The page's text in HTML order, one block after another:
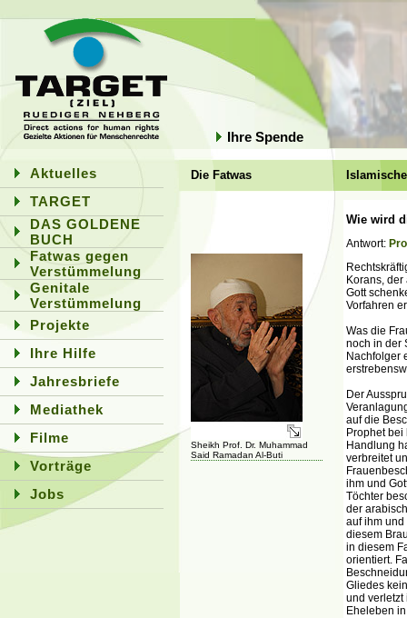
Ihre Spende
Aktuelles
TARGET
DAS GOLDENE
BUCH
Fatwas gegen
Verstümmelung
Genitale
Verstümmelung
Projekte
Ihre Hilfe
Jahresbriefe
Mediathek
Filme
Vorträge
Jobs
Die Fatwas
Sheikh Prof. Dr. Muhammad
Said Ramadan Al-Buti
Wie wird
Antwort:
Korans,
Gott
Vorfahren
Was die
noch in der
Nachfolger
Der
auf die
Prophet bei
Handlung
verbreitet
ihm und
Töchter
der
auf ihm und
diesem
in diesem
orientiert.
Gliedes
und verletzt
Eheleben